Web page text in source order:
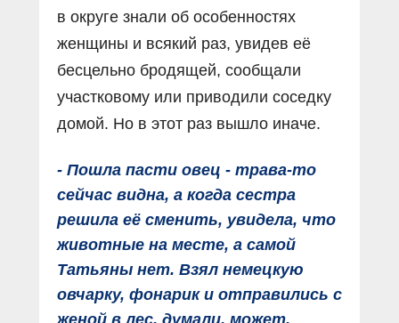
в округе знали об особенностях
женщины и всякий раз, увидев её
бесцельно бродящей, сообщали
участковому или приводили соседку
домой. Но в этот раз вышло иначе.
- Пошла пасти овец - трава-то
сейчас видна, а когда сестра
решила её сменить, увидела, что
животные на месте, а самой
Татьяны нет. Взял немецкую
овчарку, фонарик и отправились с
женой в лес, думали, может,